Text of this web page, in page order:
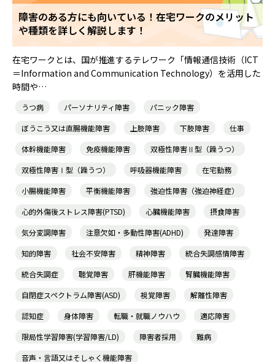
障害のある方にも向いている！在宅ワークのメリット
や種類を詳しく解説します！
在宅ワークとは、国が推進するテレワーク「情報通信技術（ICT
＝Information and Communication Technology）を活用した
時間や…
うつ病 パーソナリティ障害
パニック障害
ぼうこう又は直腸機能障害
上肢障害 下肢障害
仕事
体幹機能障害
免疫機能障害
双極性障害Ⅱ型（躁うつ）
双極性障害Ⅰ型（躁うつ）
呼吸器機能障害
在宅勤務
小腸機能障害
平衡機能障害
強迫性障害（強迫神経症）
心的外傷後ストレス障害(PTSD)
心臓機能障害
摂食障害
気分変調障害
注意欠如・多動性障害(ADHD)
発達障害
知的障害
社会不安障害 精神障害
統合失調感情障害
統合失調症
聴覚障害 肝機能障害
腎臓機能障害
自閉症スペクトラム障害(ASD)
視覚障害
解離性障害
認知症
身体障害 転職・就職ノウハウ
適応障害
限局性学習障害(学習障害/LD)
障害者採用
難病
音声・言語又はそしゃく機能障害